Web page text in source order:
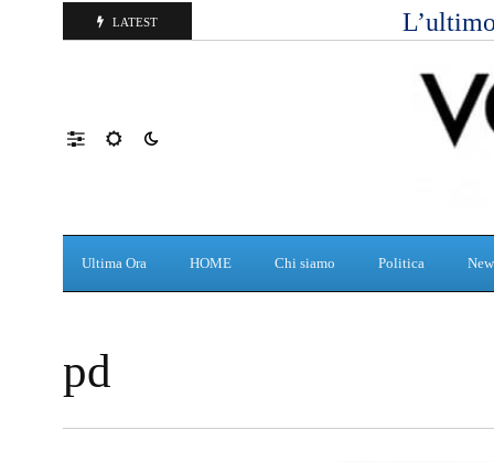
LATEST
Ultima Ora HOME Chi siamo Politica
pd